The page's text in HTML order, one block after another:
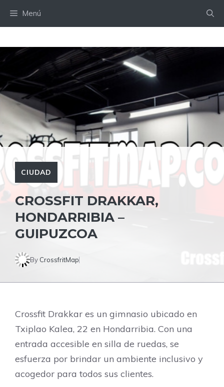
Menú
CIUDAD
CROSSFIT DRAKKAR,
HONDARRIBIA –
GUIPUZCOA
By CrossfritMap
Crossfit Drakkar es un gimnasio ubicado en
Txiplao Kalea, 22 en Hondarribia. Con una
entrada accesible en silla de ruedas, se
esfuerza por brindar un ambiente inclusivo y
acogedor para todos sus clientes.